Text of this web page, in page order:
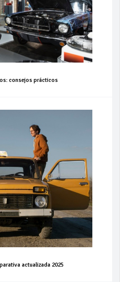
consejos prácticos
actualizada 2025